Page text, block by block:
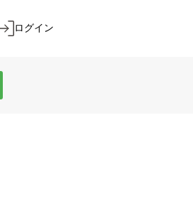
ログイン